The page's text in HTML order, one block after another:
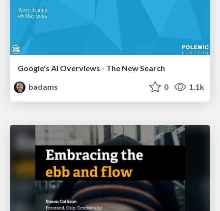
Google's AI Overviews - The New Search
badams
0 1.1k